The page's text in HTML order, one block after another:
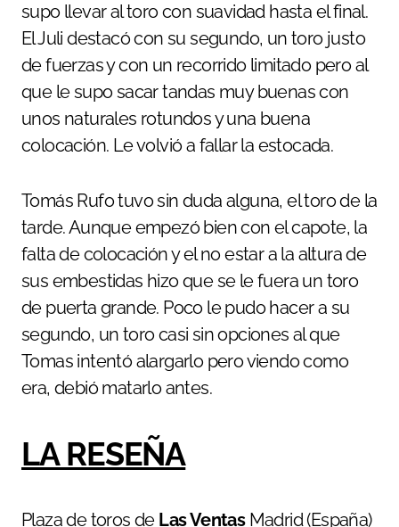
supo llevar al toro con suavidad hasta el final.
El Juli destacó con su segundo, un toro justo
de fuerzas y con un recorrido limitado pero al
que le supo sacar tandas muy buenas con
unos naturales rotundos y una buena
colocación. Le volvió a fallar la estocada.
Tomás Rufo tuvo sin duda alguna, el toro de la
tarde. Aunque empezó bien con el capote, la
falta de colocación y el no estar a la altura de
sus embestidas hizo que se le fuera un toro
de puerta grande. Poco le pudo hacer a su
segundo, un toro casi sin opciones al que
Tomas intentó alargarlo pero viendo como
era, debió matarlo antes.
LA RESEÑA
Plaza de toros de Las VentasMadrid (España)